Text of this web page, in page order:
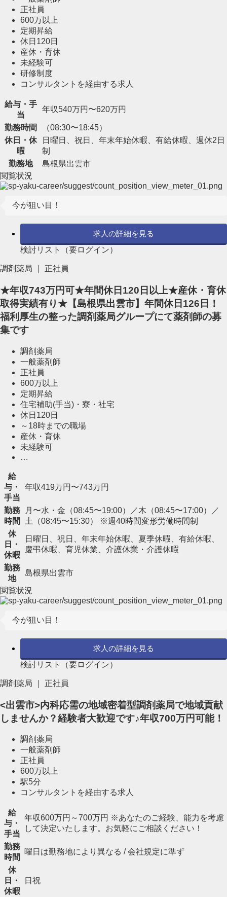
正社員
600万以上
定期昇給
休日120日
産休・育休
未経験可
研修制度
コンサルタントを経由する求人
給与・手
当
年収540万円〜620万円
勤務時間
（08:30〜18:45）
休日・休
暇
日曜日、祝日、年末年始休暇、有給休暇、週休2日
制
勤務地
島根県出雲市
閲覧状況
今が狙い目！
求人の詳細を見る
検討リスト（要ログイン）
調剤薬局 ｜ 正社員
★年収743万円可★年間休日120日以上★産休・育休
取得実績有り★【島根県出雲市】年間休日126日！
福利厚生の整った調剤薬局グループにて薬剤師の募
集です
調剤薬局
一般薬剤師
正社員
600万以上
定期昇給
住宅補助(手当)・寮・社宅
休日120日
～18時までの職場
産休・育休
未経験可
…
給
与・
手当
年収419万円〜743万円
勤務
時間
月〜水・金（08:45〜19:00）／木（08:45〜17:00）／
土（08:45〜15:30） ※週40時間変形労働時間制
休
日・
休暇
日曜日、祝日、年末年始休暇、夏季休暇、有給休暇、
慶弔休暇、育児休業、介護休業・介護休暇
勤務
地
島根県出雲市
閲覧状況
今が狙い目！
求人の詳細を見る
検討リスト（要ログイン）
調剤薬局 ｜ 正社員
<出雲市>内科応需の地域密着型調剤薬局で地域貢献
しませんか？経験者大歓迎です♪年収700万円可能！
調剤薬局
一般薬剤師
正社員
600万以上
駅5分
コンサルタントを経由する求人
給
与・
手当
年収600万円～700万円 ※あなたのご経験、能力を考慮
して決定いたします。お気軽にご相談ください！
勤務
時間
曜日は勤務地により異なる / 会社規定に準ず
休
日・
休暇
日祝